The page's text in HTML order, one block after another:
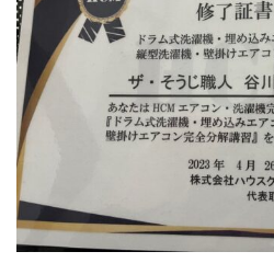
クリニック施設専門清掃
除菌清掃